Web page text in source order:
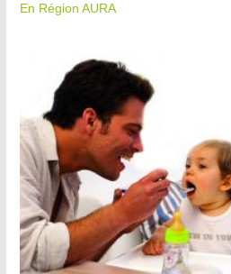
En Région AURA